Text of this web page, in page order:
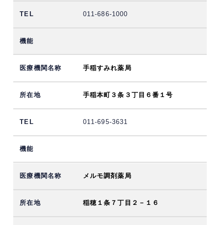
011-686-1000
手稲すみれ薬局
手稲本町３条３丁目６番１号
011-695-3631
メルモ調剤薬局
稲穂１条７丁目２－１６